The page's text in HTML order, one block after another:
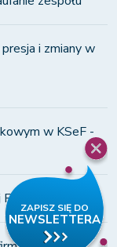
i zmiany w
w KSeF -
dla KSeF